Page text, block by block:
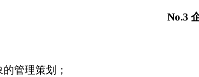
No.3
管理策划；